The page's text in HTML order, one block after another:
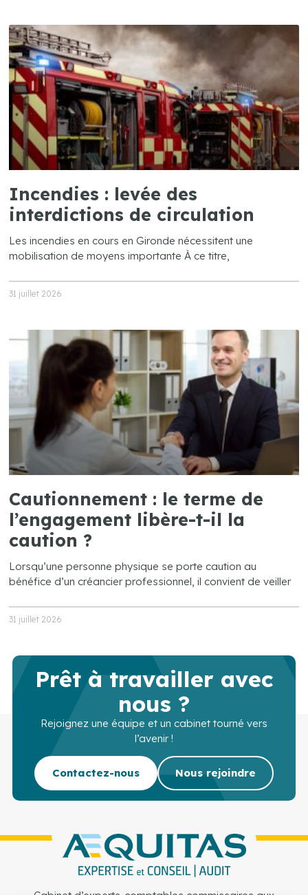
Incendies : levée des
interdictions de circulation
Les incendies en cours en Gironde nécessitent une
mobilisation de moyens importante À ce titre,
31 juillet 2026
Cautionnement : le terme de
l’engagement libère-t-il la
caution ?
Lorsqu’une personne physique se porte caution au
bénéfice d’un créancier professionnel, il convient de veiller
31 juillet 2026
Prêt à travailler avec
nous ?
Rejoignez une équipe et un cabinet tourné vers
l’avenir !
Contactez-nous Nous rejoindre